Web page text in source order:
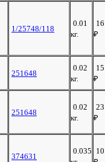
1/25748/118
0.01
кг.
₽
251648
0.02
кг.
₽
251648
0.02
кг.
₽
374631
0.035